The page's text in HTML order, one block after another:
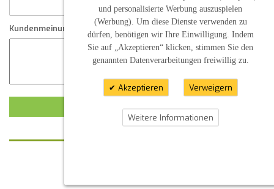
Kundenmeinung
KUNDENMEINUNG ABSCHICKEN
und personalisierte Werbung auszuspielen
(Werbung). Um diese Dienste verwenden zu
dürfen, benötigen wir Ihre Einwilligung. Indem
Sie auf „Akzeptieren“ klicken, stimmen Sie den
genannten Datenverarbeitungen freiwillig zu.
Akzeptieren Verweigern
Weitere Informationen